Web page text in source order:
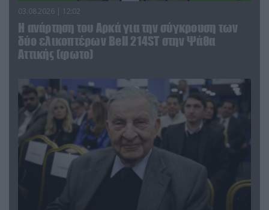
03.08.2026 | 12:02
Η ανάρτηση του Αρκά για την σύγκρουση των
δύο ελικοπτέρων Bell 214ST στην Ψάθα
Αττικής (φωτο)